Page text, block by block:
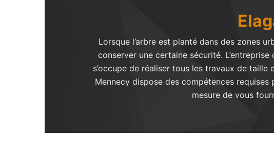
Lorsque l’arbre est planté dans des zones
conserver une certaine sécurité.
s’occupe de réaliser tous les travaux de taille
Mennecy dispose des compétences requises
mesure de vous